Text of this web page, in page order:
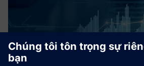
Xác minh chất